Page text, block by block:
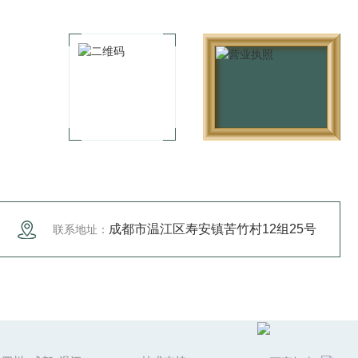
联系地址： 成都市温江区寿安镇苦竹村12组25号